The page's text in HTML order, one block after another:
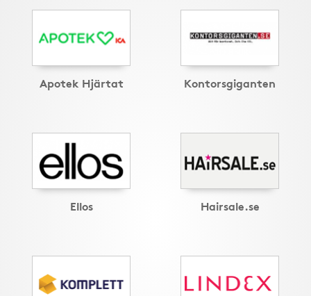
Apotek Hjärtat Kontorsgiganten
Ellos Hairsale.se